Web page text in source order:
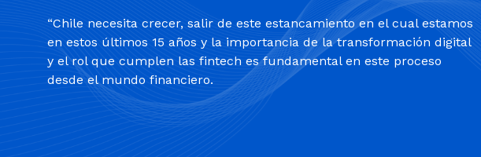
“Chile necesita crecer, salir de este estancamiento en el cual estamos
en estos últimos 15 años y la importancia de la transformación digital
y el rol que cumplen las fintech es fundamental en este proceso
desde el mundo financiero.